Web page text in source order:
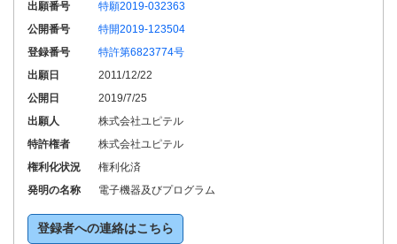
出願番号
特願2019-032363
公開番号
特開2019-123504
登録番号
特許第6823774号
出願日
2011/12/22
公開日
2019/7/25
出願人
株式会社ユピテル
特許権者
株式会社ユピテル
権利化状況
権利化済
発明の名称
電子機器及びプログラム
登録者への連絡はこちら